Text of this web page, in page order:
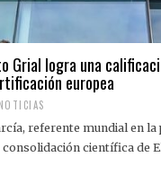
Grial logra una
europea
NOTICIAS
referente mundial en
consolidación científica de